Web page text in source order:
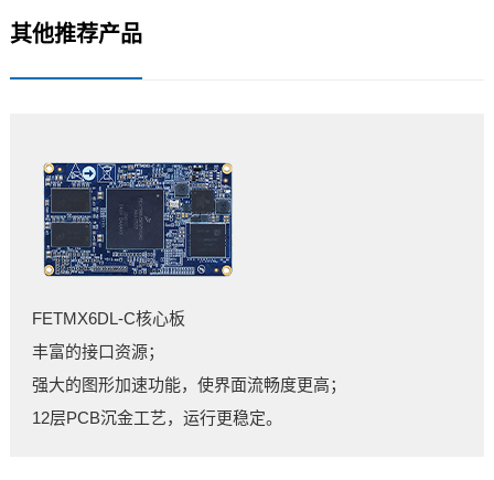
其他推荐产品
FETMX6DL-C核心板
丰富的接口资源；
强大的图形加速功能，使界面流畅度更高；
12层PCB沉金工艺，运行更稳定。